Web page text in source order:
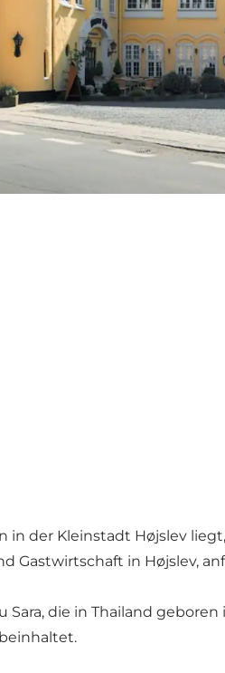
in der Kleinstadt Højslev
Gastwirtschaft in Højslev,
Sara, die in Thailand